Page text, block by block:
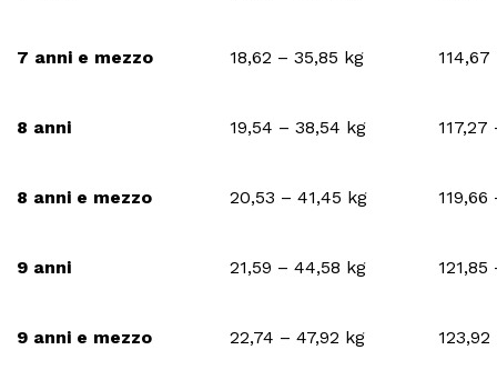
7 anni e mezzo 18,62 – 35,85 kg
8 anni 19,54 – 38,54 kg
8 anni e mezzo 20,53 – 41,45 kg
9 anni 21,59 – 44,58 kg
9 anni e mezzo 22,74 – 47,92 kg